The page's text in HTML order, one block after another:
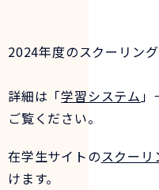
2024年度のスクーリン
詳細は「学習システム
ご覧ください。
在学生サイトのスクーリ
けます。